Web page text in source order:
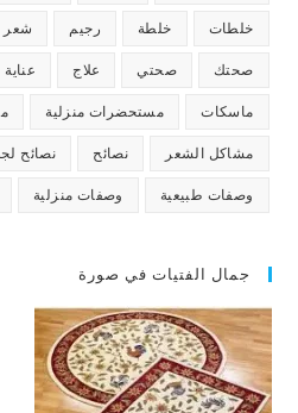
خلطات خلطة رجيم شعر
صحتك صحتي علاج عناية
ماسكات مستحضرات منزلية
مشاكل الشعر نصائح نصائح
وصفات طبيعية وصفات منزلية
جمال الفتيات في صورة